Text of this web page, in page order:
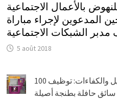
بالأعمال الاجتماعية
المدعوين لإجراء مباراة
الشبكات الاجتماعية
5 août 2018
الوكالة الوطنية لإنعاش التشغيل والكفاءات: توظيف 100
سائق حافلة بطنجة أصيلة